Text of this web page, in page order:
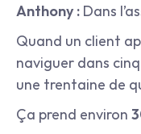
Anthony : Dans
Quand un client
naviguer dans
une trentaine de
Ça prend environ